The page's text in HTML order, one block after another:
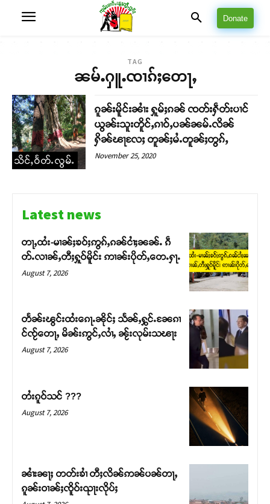
တႃႇႁႂ်ႈသဵင်ၵၢင်ၸႂ်ၵူၼ်းမိူင်း ၵူႈတီႈၵူႈလႅၼ်ပေႃးတေၸွ
တ်ႇ တူဝ်ႈလုမ်ႈၾႃႉၼၼ်ႉ ၶဝ်ႈႁူမ်ႈၵမ်ႉထႅမ် ၸုမ်းၶၢ
ဝ်ႇၽူႈတွႆႇႁွၵ်ႈ လႆႈယူႇၶႃႈဢေႃႈ။
Donate
TAG
ၼမ်ႉႁူႉၸၢၵ်ႈတေႃႇ
သိင်ႇဝႅတ်ႉလွမ်ႉ
ၵူၼ်းမိူင်းၼၢႆး ႁူမ်ႈၵၼ် ၸတ်းႁဵတ်းပၢင်
ယွၼ်းသူးတိူင်ႇၵၢဝ်ႇပၼ်ၼမ်ႉလိၼ်
ႁိၼ်ၽႃလႄႈ တူၼ်ႈမႆႉတူၼ်ႈတွၵ်ႇ
November 25, 2020
Latest news
တႃႇထႆး-မၢၼ်ႈၶဝ်ႈဢွၵ်ႇၵၼ်ငၢႆႈၼၼ်ႉ ၵဵ
တ်ႉလၢၼ်ႇတီႈႁူဝ်မိူင်း ဢၢၼ်းပိုတ်ႇတေႉႁႃႉ
August 7, 2026
တႅၼ်းၽွင်းထႆးၵေႃႉၼိုင်ႈ သႅၼ်ႇႁွင်ႉၼႄၵၢ
င်ၸႂ်တေႃႇ မိၼ်းဢွင်ႇလၢႆႇ ၼႂ်းလုမ်းသၽႃး
August 7, 2026
တႆးၵူဝ်သင် ???
August 7, 2026
ၼၢႆးၼႃႈ တတ်းၶၢႆ တီႈလိၼ်ဢၼ်ပၼ်တႃႇ
ၵူၼ်းဝၢၼ်ႈၸိူဝ်းၺႃးလိုပ်ႈ